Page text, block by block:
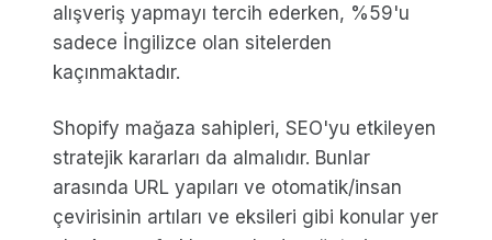
alışveriş yapmayı tercih ederken, %59'u
sadece İngilizce olan sitelerden
kaçınmaktadır.
Shopify mağaza sahipleri, SEO'yu etkileyen
stratejik kararları da almalıdır. Bunlar
arasında URL yapıları ve otomatik/insan
çevirisinin artıları ve eksileri gibi konular yer